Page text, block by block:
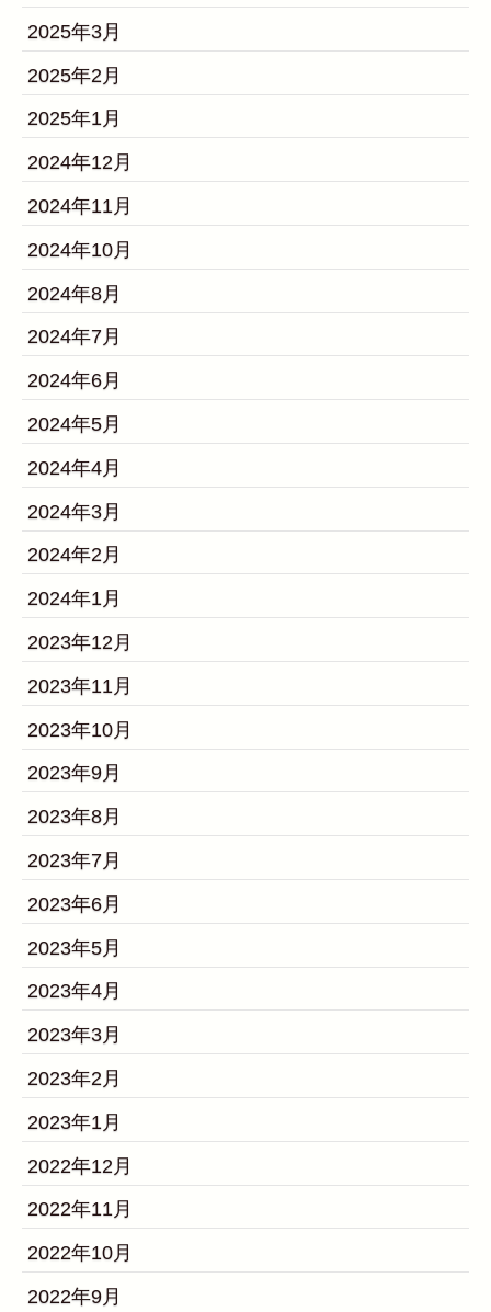
2025年3月
2025年2月
2025年1月
2024年12月
2024年11月
2024年10月
2024年8月
2024年7月
2024年6月
2024年5月
2024年4月
2024年3月
2024年2月
2024年1月
2023年12月
2023年11月
2023年10月
2023年9月
2023年8月
2023年7月
2023年6月
2023年5月
2023年4月
2023年3月
2023年2月
2023年1月
2022年12月
2022年11月
2022年10月
2022年9月